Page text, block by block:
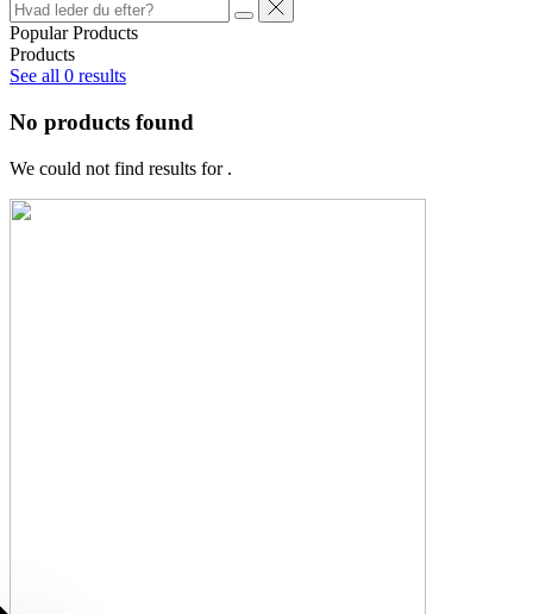
Popular Products
Products
See all 0 results
No products found
We could not find results for .